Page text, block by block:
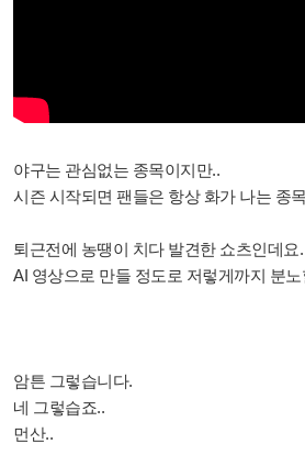
야구는 관심없는 종목이지만..
시즌 시작되면 팬들은 항상 화가 나는 종
퇴근전에 농땡이 치다 발견한 쇼츠인데요.
AI 영상으로 만들 정도로 저렇게까지 분
암튼 그렇습니다.
네 그렇습죠..
먼산..